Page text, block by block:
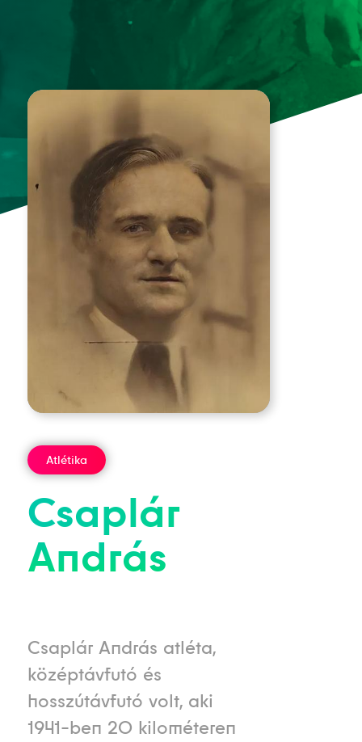
Atlétika
Csaplár
András
Csaplár András atléta,
középtávfutó és
hosszútávfutó volt, aki
1941-ben 20 kilométeren